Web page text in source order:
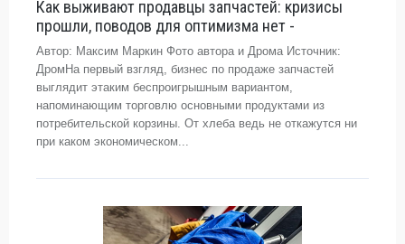
Как выживают продавцы запчастей: кризисы
прошли, поводов для оптимизма нет -
Автор: Максим Маркин Фото автора и Дрома Источник:
ДромНа первый взгляд, бизнес по продаже запчастей
выглядит этаким беспроигрышным вариантом,
напоминающим торговлю основными продуктами из
потребительской корзины. От хлеба ведь не откажутся ни
при каком экономическом...